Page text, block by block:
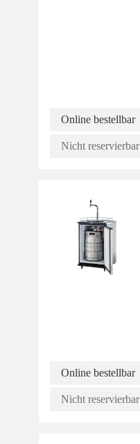
Online bestellbar
Nicht reservierbar
Online bestellbar
Nicht reservierbar